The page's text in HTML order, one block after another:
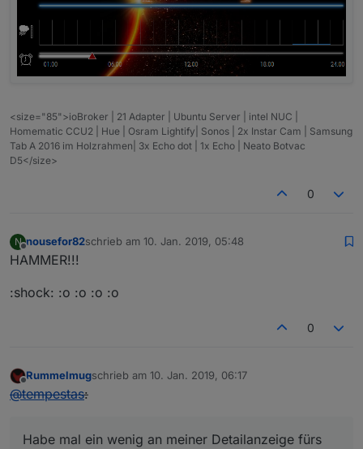
<size="85">ioBroker | 21 Adapter | Ubuntu Server | intel NUC |
Homematic CCU2 | Hue | Osram Lightify| Sonos | 2x Instar Cam | Samsung
Tab A 2016 im Holzrahmen| 3x Echo dot | 1x Echo | Neato Botvac
D5</size>
0
N
Offline
nousefor82schrieb am 10. Jan. 2019, 05:48
zuletzt editiert von
HAMMER!!!
:shock: :o :o :o :o
0
Offline
Rummelmugschrieb am 10. Jan. 2019, 06:17
zuletzt editiert von
@tempestas:
Habe mal ein wenig an meiner Detailanzeige fürs